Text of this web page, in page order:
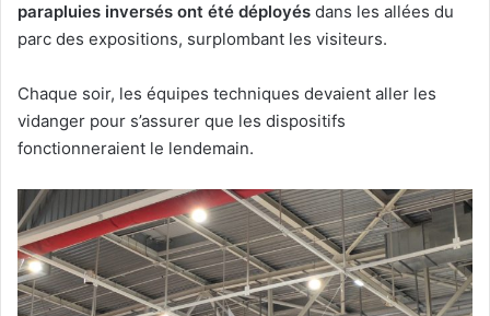
parapluies inversés ont été déployés dans les allées du
parc des expositions, surplombant les visiteurs.
Chaque soir, les équipes techniques devaient aller les
vidanger pour s’assurer que les dispositifs
fonctionneraient le lendemain.